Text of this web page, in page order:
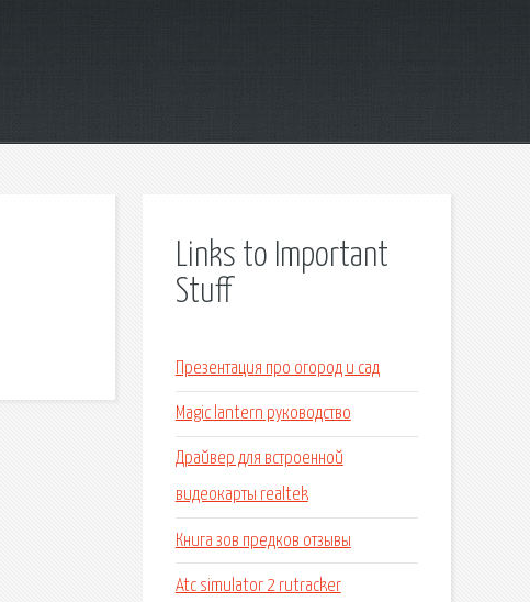
Links to Important
Stuff
Презентация про огород и сад
Magic lantern руководство
Драйвер для встроенной
видеокарты realtek
Книга зов предков отзывы
Atc simulator 2 rutracker